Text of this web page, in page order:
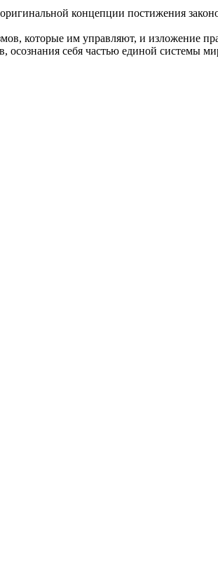
концепции постижения
которые им управляют, и изложение
осознания себя частью единой системы